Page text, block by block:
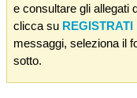
e consultare gli allegati
clicca su REGISTRATI
messaggi, seleziona il
sotto.